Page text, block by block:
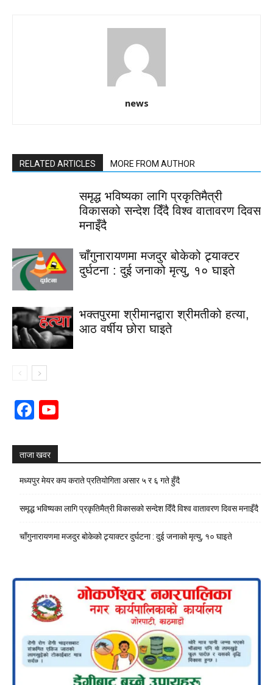
news
RELATED ARTICLES MORE FROM AUTHOR
समृद्ध भविष्यका लागि प्रकृतिमैत्री
विकासको सन्देश दिँदै विश्व वातावरण दिवस
मनाइँदै
चाँगुनारायणमा मजदुर बोकेको ट्र्याक्टर
दुर्घटना : दुई जनाको मृत्यु, १० घाइते
भक्तपुरमा श्रीमानद्वारा श्रीमतीको हत्या,
आठ वर्षीय छोरा घाइते
Facebook
ताजा खवर
मध्यपुर मेयर कप कराते प्रतियोगिता असार ५ र ६ गते हुँदै
समृद्ध भविष्यका लागि प्रकृतिमैत्री विकासको सन्देश दिँदै विश्व वातावरण दिवस मनाइँदै
चाँगुनारायणमा मजदुर बोकेको ट्र्याक्टर दुर्घटना : दुई जनाको मृत्यु, १० घाइते